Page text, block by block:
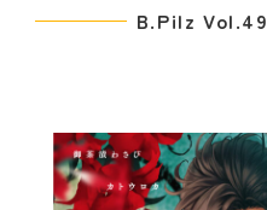
B.Pilz Vol.49